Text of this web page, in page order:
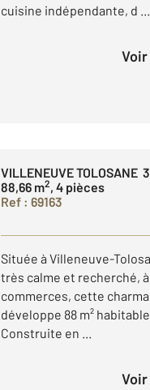
cuisine indépendante, d ...
VILLENEUVE TOLOSANE
88,66 m2, 4 pièces
Ref : 69163
Située à Villeneuve-
très calme et recherché,
commerces, cette
développe 88 m²
Construite en ...